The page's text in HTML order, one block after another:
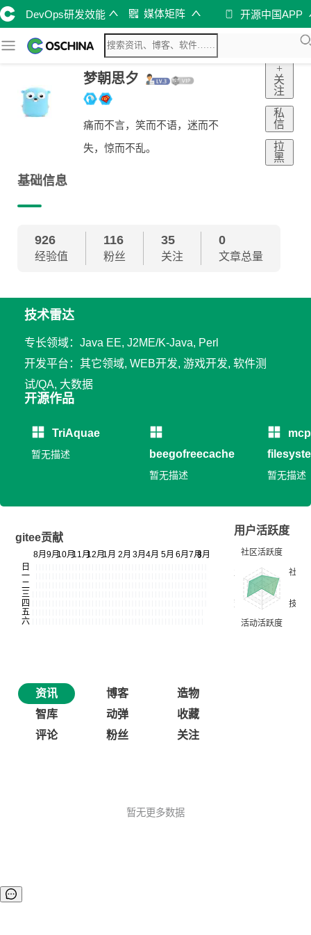
DevOps研发效能 媒体矩阵 开源中国APP
梦朝思夕
痛而不言，笑而不语，迷而不
失，惊而不乱。
+
关
注
私
信
拉
黑
基础信息
926
经验值
116
粉丝
35
关注
0
文章总量
技术雷达
专长领域：Java EE, J2ME/K-Java, Perl
开发平台：其它领域, WEB开发, 游戏开发, 软件测
试/QA, 大数据
开源作品
TriAquae
暂无描述 beegofreecache
暂无描述 暂无描述
gitee贡献
用户活跃度
资讯 博客
造物
智库
动弹
收藏
评论
粉丝 关注
暂无更多数据